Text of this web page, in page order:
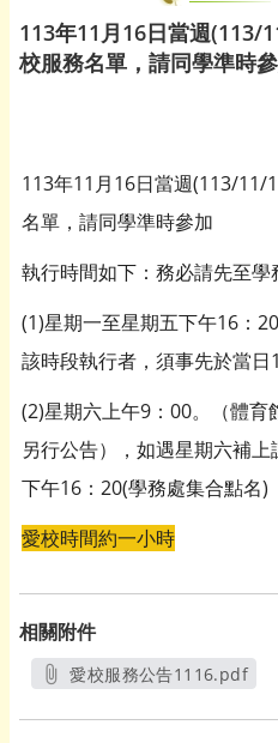
113年11月16日當週(113/
校服務名單，請同學準時
113年11月16日當週(113/11/
名單，請同學準時參加
執行時間如下：務必請先至學
(1)星期一至星期五下午16：
該時段執行者，須事先於當
(2)星期六上午9：00。（體
另行公告），如遇星期六補
下午16：20(學務處集合點名)
愛校時間約一小時
相關附件
愛校服務公告1116.pdf